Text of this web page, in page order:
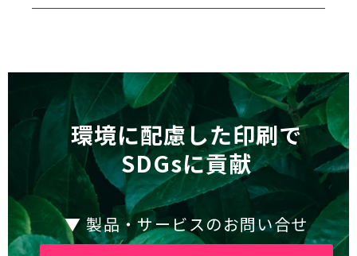
環境に配慮した印刷で
SDGsに貢献
▼ 製品・サービスのお問い合せ